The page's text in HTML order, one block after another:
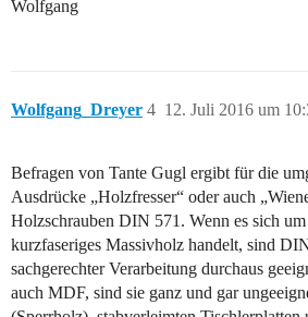
Wolfgang
Wolfgang_Dreyer 12. Juli 2016 um
4
Befragen von Tante Gugl ergibt für die
Ausdrücke „Holzfresser“ oder auch
Holzschrauben DIN 571. Wenn es sich
kurzfaseriges Massivholz handelt, sind
sachgerechter Verarbeitung durchaus
auch MDF, sind sie ganz und gar